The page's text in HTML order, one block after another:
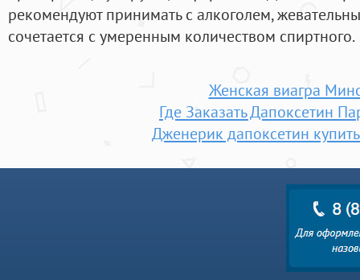
рекомендуют принимать с алкоголем,
сочетается с умеренным количеством спиртного.
Женская виагра
Где Заказать Дапоксетин
Дженерик дапоксетин